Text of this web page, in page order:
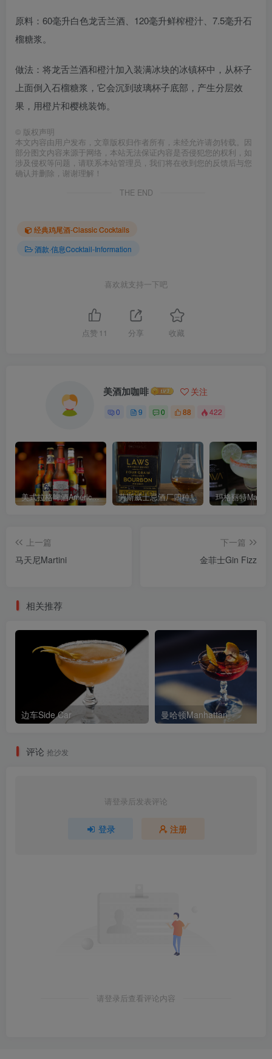
原料：60毫升白色龙舌兰酒、120毫升鲜榨橙汁、7.5毫升石
榴糖浆。
做法：将龙舌兰酒和橙汁加入装满冰块的冰镇杯中，从杯子
上面倒入石榴糖浆，它会沉到玻璃杯子底部，产生分层效
果，用橙片和樱桃装饰。
© 版权声明
本文内容由用户发布，文章版权归作者所有，未经允许请勿转载。因
部分图文内容来源于网络，本站无法保证内容是否侵犯您的权利，如
涉及侵权等问题，请联系本站管理员，我们将在收到您的反馈后与您
确认并删除，谢谢理解！
THE END
经典鸡尾酒-Classic Cocktails
酒款·信息Cocktail-Information
喜欢就支持一下吧
点赞 11 分享 收藏
美酒加咖啡 关注
0 9 0 88 422
美式拉格啤酒American Lager：啤酒界的极简主义选手 劳斯威士忌酒厂四种谷物保税波本威士忌Laws Whiskey House Four Grain Bonded Bourbon 玛格丽特
上一篇
马天尼Martini
下一篇
金菲士Gin Fizz
相关推荐
边车Side Car 曼哈顿Manhattan
评论 抢沙发
请登录后发表评论
登录 注册
请登录后查看评论内容